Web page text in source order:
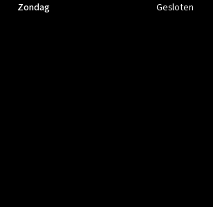
Zondag
Gesloten